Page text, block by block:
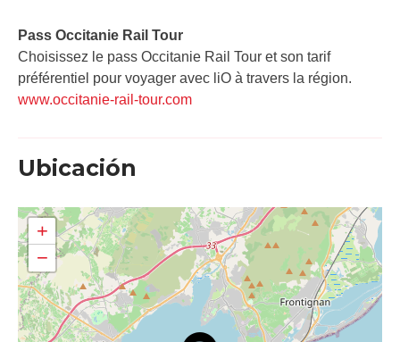
Pass Occitanie Rail Tour​
Choisissez le pass Occitanie Rail Tour et son tarif
préférentiel pour voyager avec liO à travers la région.
www.occitanie-rail-tour.com
Ubicación
+
−